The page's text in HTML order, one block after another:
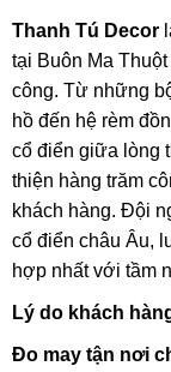
Thanh Tú Decor
tại Buôn Ma
công. Từ những
hồ đến hệ rèm
cổ điển giữa lòng
thiện hàng trăm
khách hàng. Đội
cổ điển châu Âu,
hợp nhất với tầm
Lý do khách
Đo may tận nơi